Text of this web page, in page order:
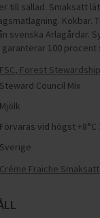
till sallad. Smaksatt
Kokbar.
svenska Arlagårdar.
garanterar 100
FSC, Forest
Steward Council Mix
Mjölk
Förvaras vid högst
Sverige
Créme Fraiche Smaksatt